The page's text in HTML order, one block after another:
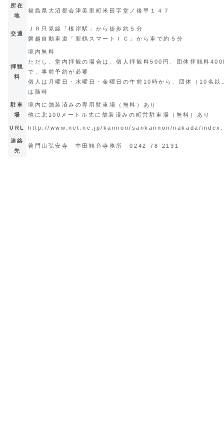
所在
地
福島県大沼郡会津美里町米田字堂ノ後甲１４７
交通
ＪＲ只見線「根岸駅」から徒歩約５分
磐越自動車道「新鶴スマートＩＣ」から車で約５分
拝観
料
境内無料
ただし、堂内拝観の場合は、個人拝観料500円、団体拝観料400
で、事前予約が必要
個人は月曜日・水曜日・金曜日の午前10時から、団体（10名以
は随時
駐車
場
境内に舗装済みの専用駐車場（無料）あり
他に北100メートル先に舗装済みの町営駐車場（無料）あり
URL http://www.nct.ne.jp/kannon/sankannon/nakada/
連絡
先
普門山弘安寺 中田観音寺務所0242-78-2131